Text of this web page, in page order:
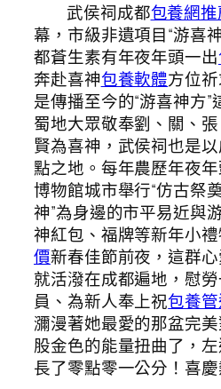
武侯祠成都包養網
幕，市級非遺項目“游喜
都蒼生素有年夜年頭一出
奔赴喜神包養軟體方位
是傳播至今的“游喜神方”
蜀地大眾敬奉劉、關、
賢為喜神，武侯祠也是
點之地。每年農歷年夜
博物館城市舉行“仿古祭
神”為身邊的市平易近與
神紅包、福牌等新年小
價新春佳節前夜，這群
就活潑在成都遍地，慰
員、為新人奉上祝包養
瀰漫著她最愛的那盆完
股金色的能量扭曲了，
長了零點零一公分！喜慶